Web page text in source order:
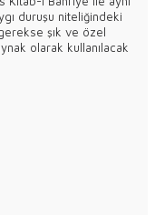
duruşu niteliğindeki
şık ve özel
olarak kullanılacak